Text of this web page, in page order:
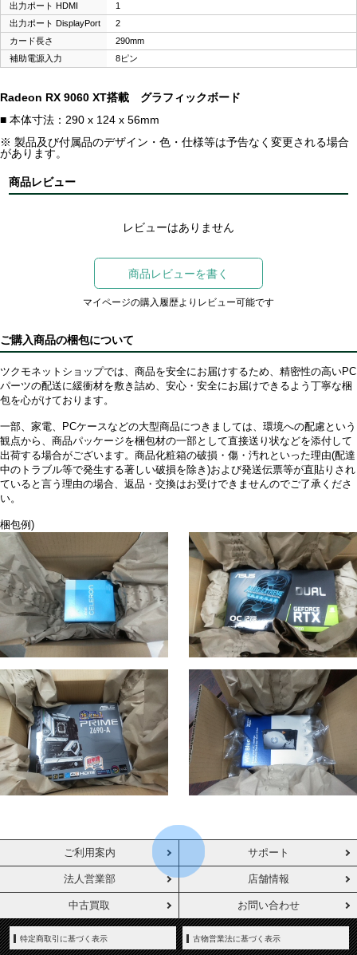
出力ポート HDMI
1
出力ポート DisplayPort
2
カード長さ
290mm
補助電源入力
8ピン
Radeon RX 9060 XT搭載 グラフィックボード
■ 本体寸法：290 x 124 x 56mm
※ 製品及び付属品のデザイン・色・仕様等は予告なく変更される場合
があります。
商品レビュー
レビューはありません
商品レビューを書く
マイページの購入履歴よりレビュー可能です
ご購入商品の梱包について
ツクモネットショップでは、商品を安全にお届けするため、精密性の高いPC
パーツの配送に緩衝材を敷き詰め、安心・安全にお届けできるよう丁寧な梱
包を心がけております。
一部、家電、PCケースなどの大型商品につきましては、環境への配慮という
観点から、商品パッケージを梱包材の一部として直接送り状などを添付して
出荷する場合がございます。商品化粧箱の破損・傷・汚れといった理由(配達
中のトラブル等で発生する著しい破損を除き)および発送伝票等が直貼りされ
ていると言う理由の場合、返品・交換はお受けできませんのでご了承くださ
い。
梱包例)
ご利用案内 サポート
法人営業部 店舗情報
中古買取 お問い合わせ
特定商取引に基づく表示 古物営業法に基づく表示